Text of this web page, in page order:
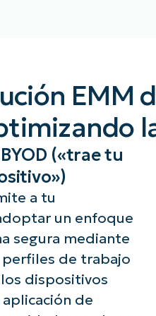
único
control
y
de
Este
movilidad
empresarial
NinjaOne, las
pueden aplicar
remoto, el
cifrado de
dispositivos y la
protección por
contraseña.
EMM
(«trae tu
a tu
un enfoque
segura mediante
perfiles de trabajo
dispositivos
de